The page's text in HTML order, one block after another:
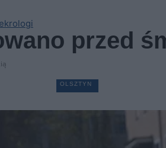
przed
OLSZTYN